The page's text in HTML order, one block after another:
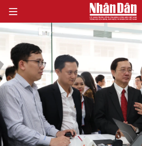
CHÍNH TRỊ
KINH TẾ
VĂN HÓA
XÃ HỘI